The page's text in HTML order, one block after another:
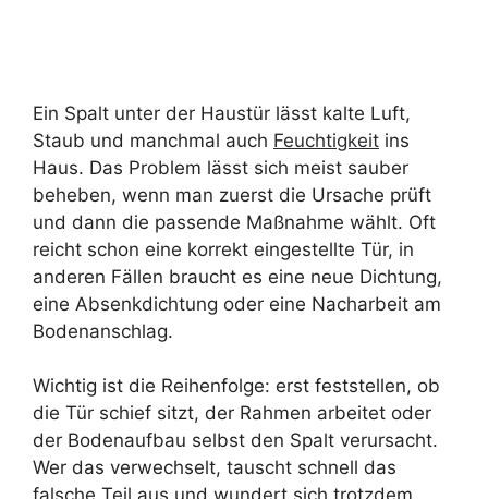
Ein Spalt unter der Haustür lässt kalte Luft,
Staub und manchmal auch Feuchtigkeit ins
Haus. Das Problem lässt sich meist sauber
beheben, wenn man zuerst die Ursache prüft
und dann die passende Maßnahme wählt. Oft
reicht schon eine korrekt eingestellte Tür, in
anderen Fällen braucht es eine neue Dichtung,
eine Absenkdichtung oder eine Nacharbeit am
Bodenanschlag.
Wichtig ist die Reihenfolge: erst feststellen, ob
die Tür schief sitzt, der Rahmen arbeitet oder
der Bodenaufbau selbst den Spalt verursacht.
Wer das verwechselt, tauscht schnell das
falsche Teil aus und wundert sich trotzdem